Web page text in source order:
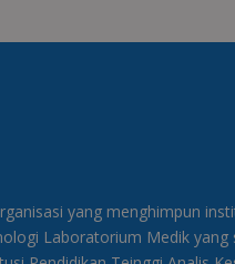
yang menghimpun
Laboratorium Medik yang